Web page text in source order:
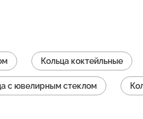
Кольца коктейльные
с ювелирным стеклом